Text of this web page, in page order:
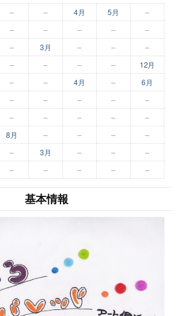
– – 4月 5月
–
– – – – –
– 3月 – –
–
– – – – 12月
– – 4月 –
6月
– – – – –
– – – –
–
8月 – – – –
– 3月 – –
–
– – – – –
基本情報